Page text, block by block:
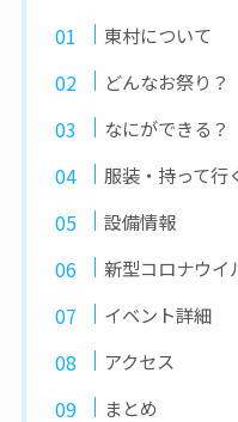
東村について
どんなお祭り？
なにができる？
服装・持って行
設備情報
新型コロナウイ
イベント詳細
アクセス
まとめ